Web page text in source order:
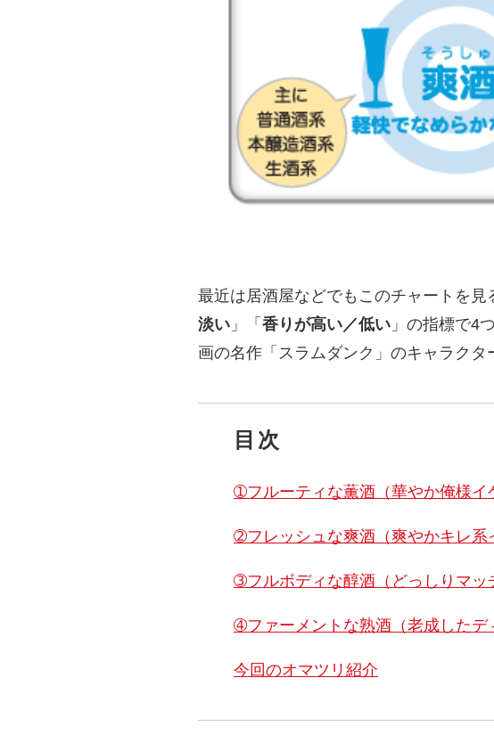
最近は居酒屋などでもこのチャートを
淡い 」「 香りが高い／低い 」の指標で4
画の名作「スラムダンク」のキャラクタ
目次
➀フルーティな薫酒（華やか俺様イ
➁フレッシュな爽酒（爽やかキレ系
➂フルボディな醇酒（どっしりマッ
➃ファーメントな熟酒（老成したデ
今回のオマツリ紹介